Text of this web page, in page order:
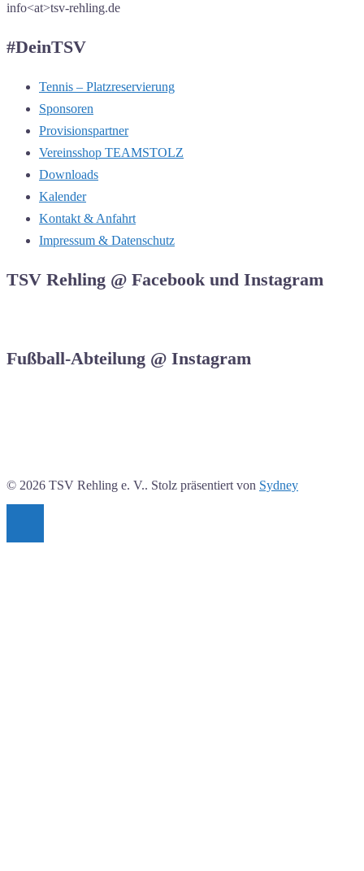
info<at>tsv-rehling.de
#DeinTSV
Tennis – Platzreservierung
Sponsoren
Provisionspartner
Vereinsshop TEAMSTOLZ
Downloads
Kalender
Kontakt & Anfahrt
Impressum & Datenschutz
TSV Rehling @ Facebook und Instagram
Fußball-Abteilung @ Instagram
© 2026 TSV Rehling e. V.. Stolz präsentiert von Sydney